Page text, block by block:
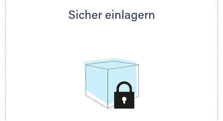
persönlich hinsichtlich Lagervolumen und zu
Sicher einlagern